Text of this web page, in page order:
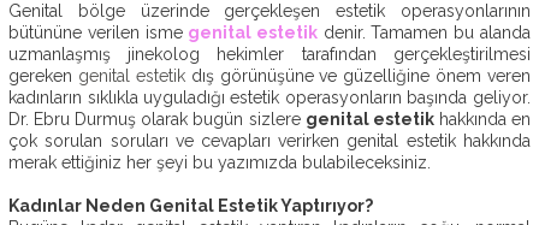
Genital bölge üzerinde gerçekleşen estetik operasyonlarının
bütününe verilen isme genital estetik denir. Tamamen bu alanda
uzmanlaşmış jinekolog hekimler tarafından gerçekleştirilmesi
gereken genital estetikdış görünüşüne ve güzelliğine önem veren
kadınların sıklıkla uyguladığı estetik operasyonların başında geliyor.
Dr. Ebru Durmuş olarak bugün sizlere genital estetikhakkında en
çok sorulan soruları ve cevapları verirken genital estetik hakkında
merak ettiğiniz her şeyi bu yazımızda bulabileceksiniz.
Kadınlar Neden Genital Estetik Yaptırıyor?